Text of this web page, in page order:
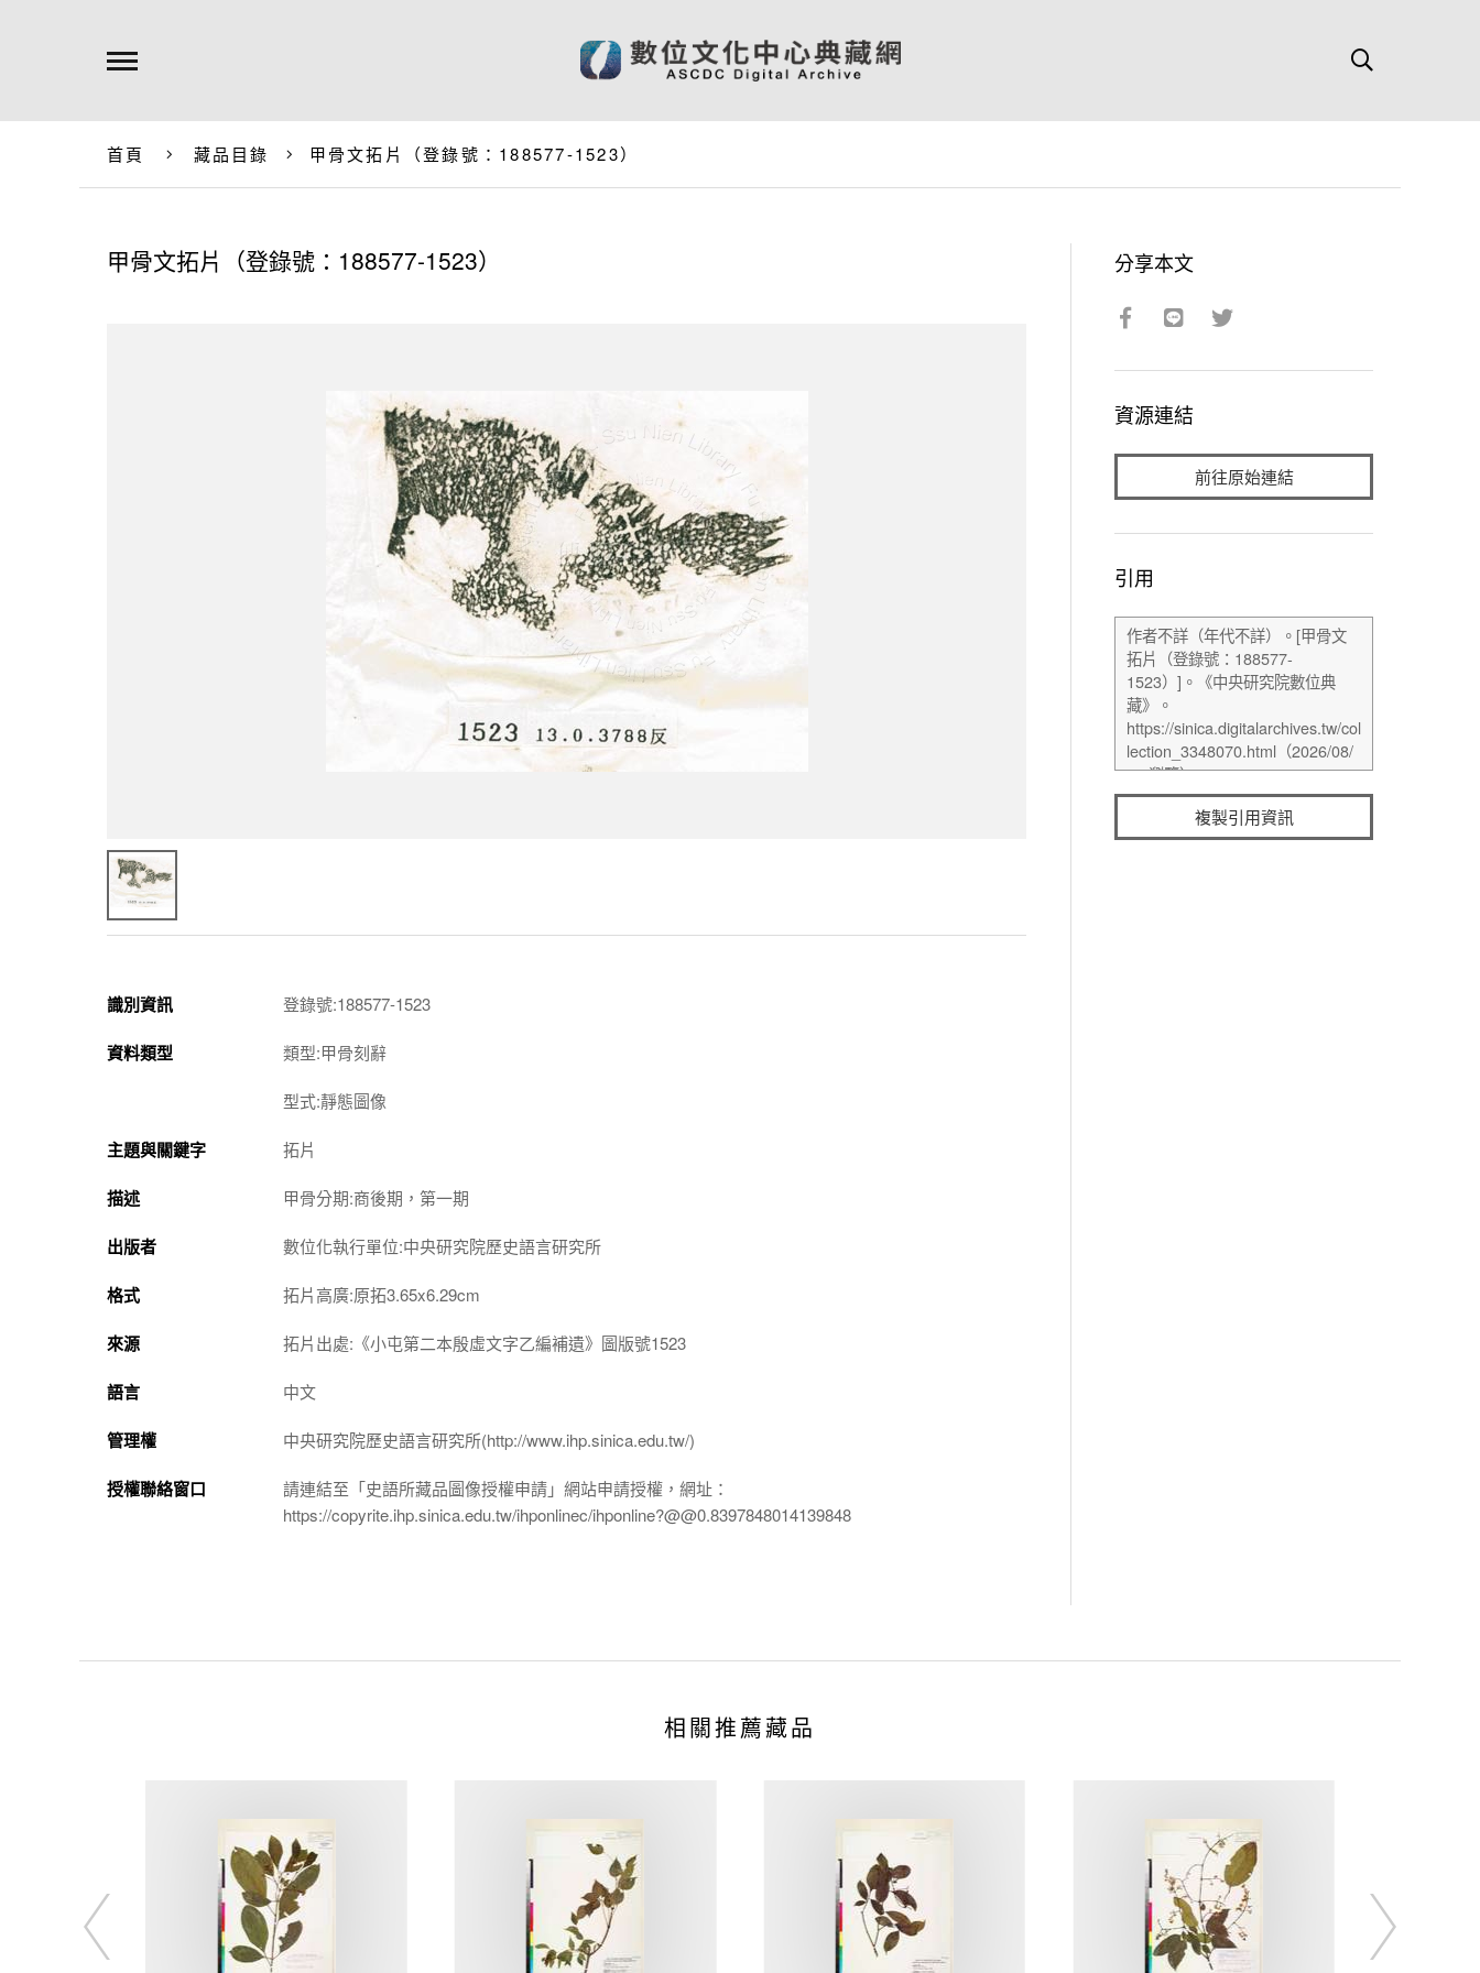
首頁 藏品目錄 甲骨文拓片（登錄號：188577-1523）
甲骨文拓片（登錄號：188577-1523）
識別資訊 登錄號:188577-1523
資料類型 類型:甲骨刻辭
型式:靜態圖像
主題與關鍵字 拓片
描述 甲骨分期:商後期，第一期
出版者 數位化執行單位:中央研究院歷史語言研究所
格式 拓片高廣:原拓3.65x6.29cm
來源 拓片出處:《小屯第二本殷虛文字乙編補遺》圖版號1523
語言 中文
管理權 中央研究院歷史語言研究所(http://www.ihp.sinica.edu.tw/)
授權聯絡窗口
請連結至「史語所藏品圖像授權申請」網站申請授權，網址：
https://copyrite.ihp.sinica.edu.tw/ihponlinec/ihponline?@@0.8397848014139848
分享本文
資源連結
前往原始連結
引用
複製引用資訊
相關推薦藏品